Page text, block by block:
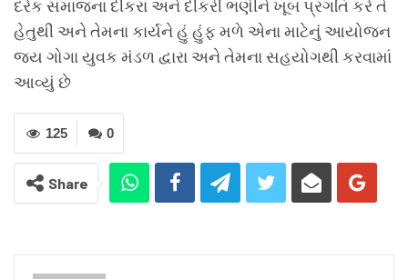
દરેક સમાજના દીકરા અને દીકરી ભણીને ખૂબ પ્રગતિ કરે તે
હેતુથી અને તેમના કાર્યને હું હુંફ મળે એના માટેનું આયોજન
જય ગોગા યુવક મંડળ દ્વારા અને તેમના સહયોગથી કરવામાં
આવ્યું છે
0
125
Share